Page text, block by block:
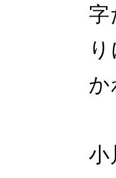
字
か
小